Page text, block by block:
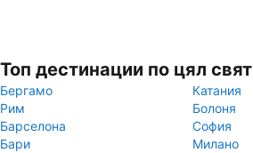
Топ дестинации по цял свят
Бергамо
Катания
Рим
Болоня
Барселона
София
Бари
Милано